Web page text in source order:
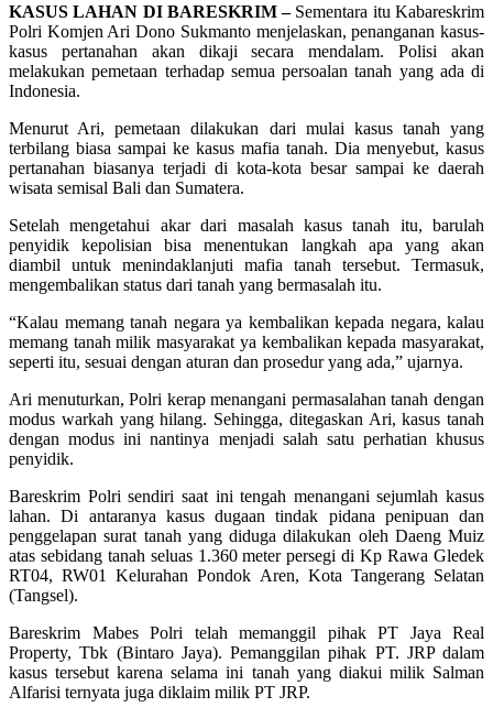
KASUS LAHAN DI BARESKRIM –Sementara itu Kabareskrim
Polri Komjen Ari Dono Sukmanto menjelaskan, penanganan kasus-
kasus pertanahan akan dikaji secara mendalam. Polisi akan
melakukan pemetaan terhadap semua persoalan tanah yang ada di
Indonesia.
Menurut Ari, pemetaan dilakukan dari mulai kasus tanah yang
terbilang biasa sampai ke kasus mafia tanah. Dia menyebut, kasus
pertanahan biasanya terjadi di kota-kota besar sampai ke daerah
wisata semisal Bali dan Sumatera.
Setelah mengetahui akar dari masalah kasus tanah itu, barulah
penyidik kepolisian bisa menentukan langkah apa yang akan
diambil untuk menindaklanjuti mafia tanah tersebut. Termasuk,
mengembalikan status dari tanah yang bermasalah itu.
“Kalau memang tanah negara ya kembalikan kepada negara, kalau
memang tanah milik masyarakat ya kembalikan kepada masyarakat,
seperti itu, sesuai dengan aturan dan prosedur yang ada,” ujarnya.
Ari menuturkan, Polri kerap menangani permasalahan tanah dengan
modus warkah yang hilang. Sehingga, ditegaskan Ari, kasus tanah
dengan modus ini nantinya menjadi salah satu perhatian khusus
penyidik.
Bareskrim Polri sendiri saat ini tengah menangani sejumlah kasus
lahan. Di antaranya kasus dugaan tindak pidana penipuan dan
penggelapan surat tanah yang diduga dilakukan oleh Daeng Muiz
atas sebidang tanah seluas 1.360 meter persegi di Kp Rawa Gledek
RT04, RW01 Kelurahan Pondok Aren, Kota Tangerang Selatan
(Tangsel).
Bareskrim Mabes Polri telah memanggil pihak PT Jaya Real
Property, Tbk (Bintaro Jaya). Pemanggilan pihak PT. JRP dalam
kasus tersebut karena selama ini tanah yang diakui milik Salman
Alfarisi ternyata juga diklaim milik PT JRP.